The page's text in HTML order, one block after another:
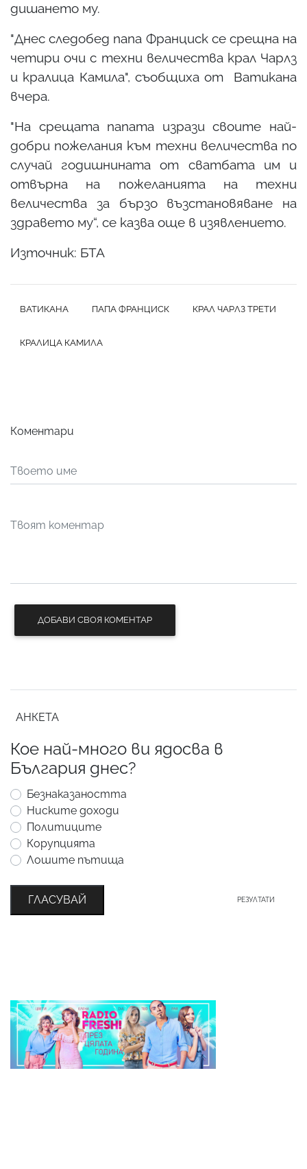
дишането му.
"Днес следобед папа Франциск се срещна на
четири очи с техни величества крал Чарлз
и кралица Камила", съобщиха от Ватикана
вчера.
"На срещата папата изрази своите най-
добри пожелания към техни величества по
случай годишнината от сватбата им и
отвърна на пожеланията на техни
величества за бързо възстановяване на
здравето му“, се казва още в изявлението.
Източник: БТА
ВАТИКАНА ПАПА ФРАНЦИСК КРАЛ ЧАРЛЗ ТРЕТИ
КРАЛИЦА КАМИЛА
Коментари
ДОБАВИ СВОЯ КОМЕНТАР
АНКЕТА
Кое най-много ви ядосва в
България днес?
Безнаказаността
Ниските доходи
Политиците
Корупцията
Лошите пътища
ГЛАСУВАЙ РЕЗУЛТАТИ